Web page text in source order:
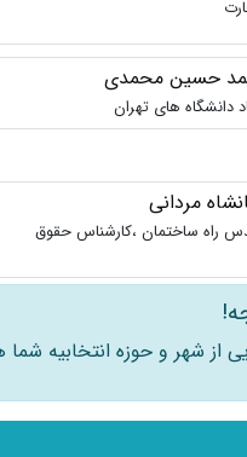
حسین محمدی
دانشگاه های تهران
مردانی
راه ساختمان ،کارشناس حقوق
از شهر و حوزه انتخابیه